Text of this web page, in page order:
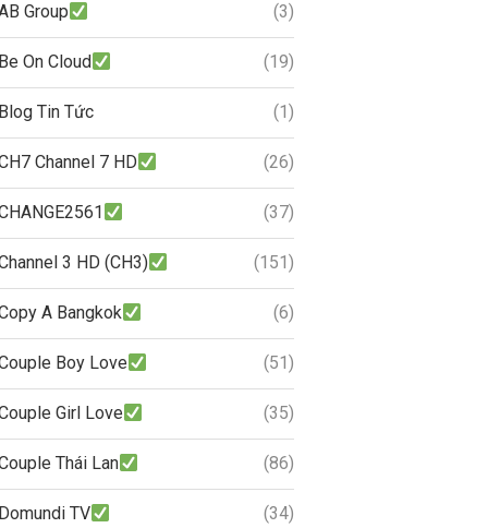
Group (3)
Be On Cloud (19)
Blog Tin Tức (1)
Channel 7 HD (26)
(37)
3 HD (CH3) (151)
A Bangkok (6)
Boy Love (51)
Girl Love (35)
Thái Lan (86)
Domundi TV (34)